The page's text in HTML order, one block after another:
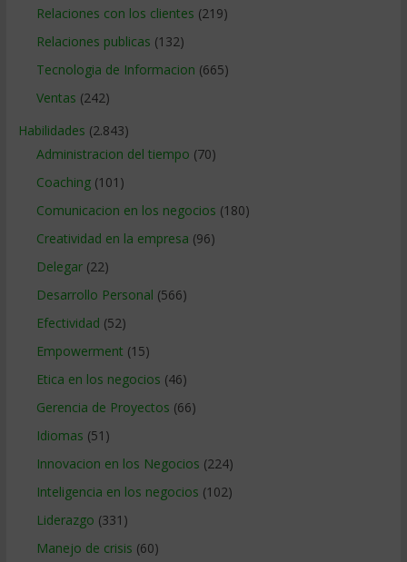
Relaciones con los clientes (219)
Relaciones publicas (132)
Tecnologia de Informacion (665)
Ventas (242)
Habilidades (2.843)
Administracion del tiempo (70)
Coaching(101)
Comunicacion en los negocios (180)
Creatividad en la empresa (96)
Delegar(22)
Desarrollo Personal (566)
Efectividad (52)
Empowerment (15)
Etica en los negocios (46)
Gerencia de Proyectos (66)
Idiomas (51)
Innovacion en los Negocios (224)
Inteligencia en los negocios (102)
Liderazgo (331)
Manejo de crisis (60)